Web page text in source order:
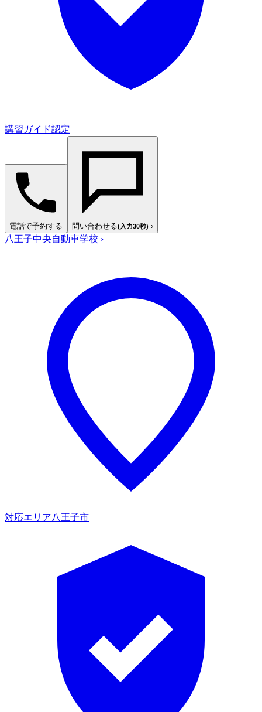
講習ガイド認定
電話で予約する 問い合わせる(入力30秒) ›
八王子中央自動車学校 ›
対応エリア八王子市